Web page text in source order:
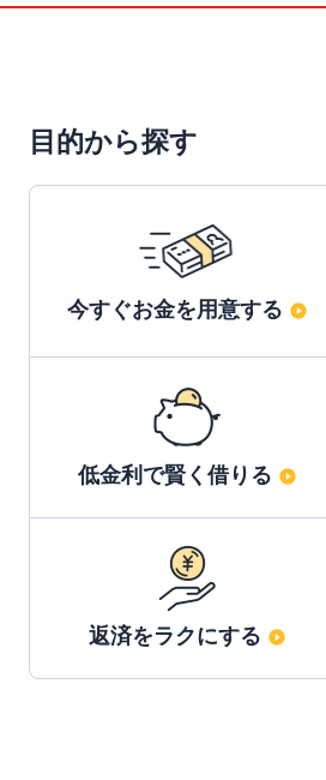
目的から探す
今すぐお金を用意する
低金利で賢く借りる
返済をラクにする